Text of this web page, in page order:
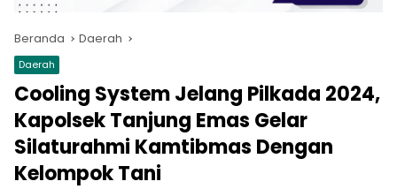
Beranda Daerah
Daerah
Cooling System Jelang Pilkada 2024,
Kapolsek Tanjung Emas Gelar
Silaturahmi Kamtibmas Dengan
Kelompok Tani